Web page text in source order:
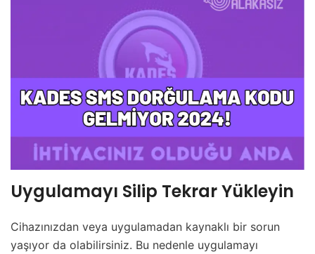
Uygulamayı Silip Tekrar Yükleyin
Cihazınızdan veya uygulamadan kaynaklı bir sorun
yaşıyor da olabilirsiniz. Bu nedenle uygulamayı